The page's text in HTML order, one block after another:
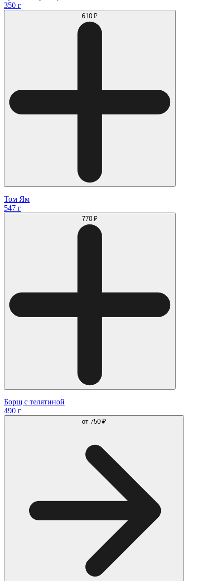
350 г
610 ₽
Том Ям
547 г
770 ₽
Борщ с телятиной
490 г
от 750 ₽